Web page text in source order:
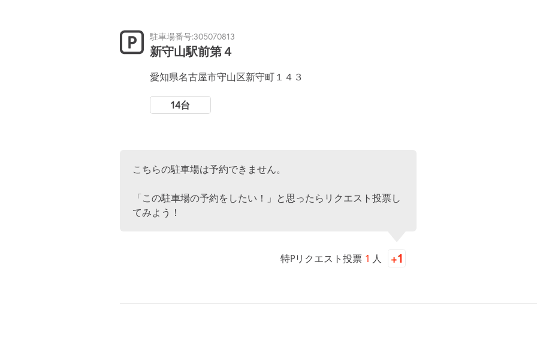
駐車場番号:305070813
新守山駅前第４
愛知県名古屋市守山区新守町１４３
14台
こちらの駐車場は予約できません。
「この駐車場の予約をしたい！」と思ったらリクエスト投票し
てみよう！
特Pリクエスト投票 1 人